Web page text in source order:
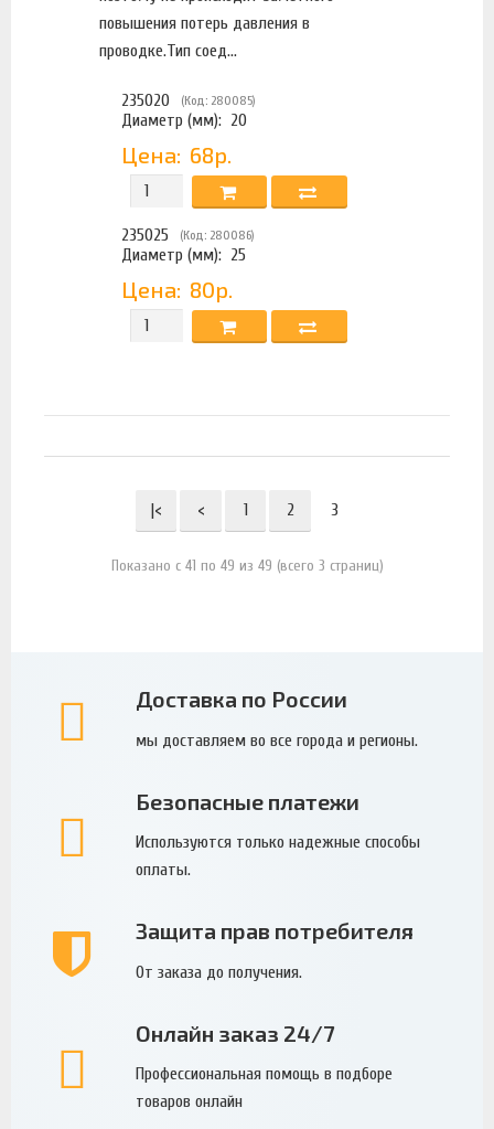
повышения потерь давления в
проводке.Тип соед...
235020 (Код: 280085)
Диаметр (мм): 20
Цена: 68р.
235025 (Код: 280086)
Диаметр (мм): 25
Цена: 80р.
|< < 1 2 3
Показано с 41 по 49 из 49 (всего 3 страниц)
Доставка по России
мы доставляем во все города и регионы.
Безопасные платежи
Используются только надежные способы
оплаты.
Защита прав потребителя
От заказа до получения.
Онлайн заказ 24/7
Профессиональная помощь в подборе
товаров онлайн